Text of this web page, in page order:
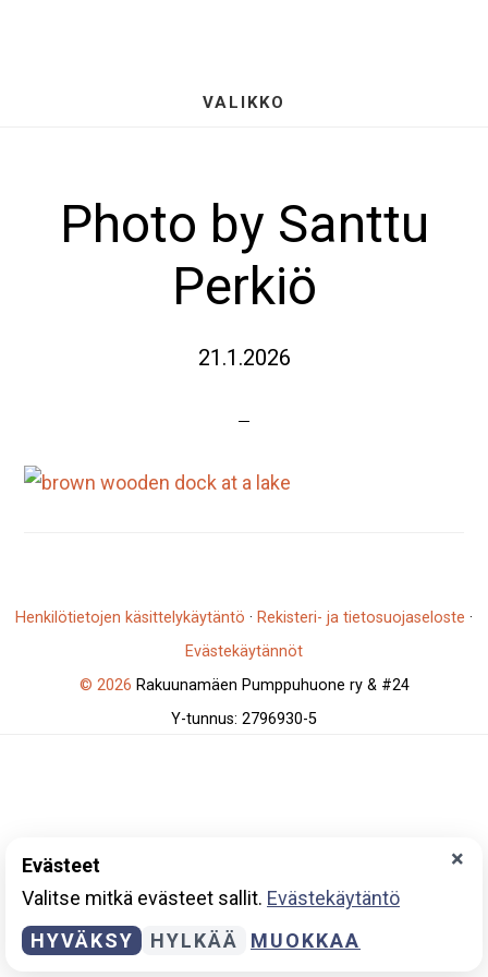
VALIKKO
Photo by Santtu
Perkiö
21.1.2026
Henkilötietojen käsittelykäytäntö · Rekisteri- ja tietosuojaseloste ·
Evästekäytännöt
© 2026 Rakuunamäen Pumppuhuone ry & #24
Y-tunnus: 2796930-5
×
Evästeet
Valitse mitkä evästeet sallit. Evästekäytäntö
HYVÄKSY
HYLKÄÄ MUOKKAA